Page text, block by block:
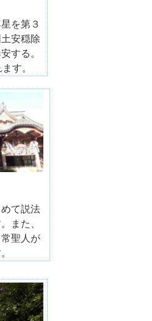
を第３
安穏除
する。
す。
て説法
また、
聖人が